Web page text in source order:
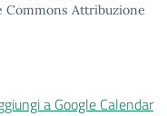
Commons Attribuzione
a Google Calendar